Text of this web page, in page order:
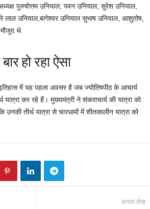
पुरुषोत्तम उनियाल, पवन उनियाल, सुरेश उनियाल,
लाल उनियाल,बागेश्वर उनियाल सुभाष उनियाल, आशुतोष,
थे
हो रहा ऐसा
में यह पहला अवसर है जब ज्योतिषपीठ के आचार्य
यात्रा कर रहे हैं। मुख्यमंत्री ने शंकराचार्य की यात्रा को
उनकी तीर्थ यात्रा से चारधामों में शीतकालीन यात्रा को
अगला लेख